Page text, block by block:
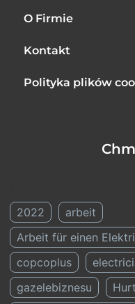
O Firmie
Kontakt
Polityka plików
2022
arbeit
Arbeit für einen
copcoplus
gazelebiznesu